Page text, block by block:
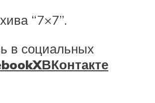
“7×7”.
в социальных
XВКонтакте